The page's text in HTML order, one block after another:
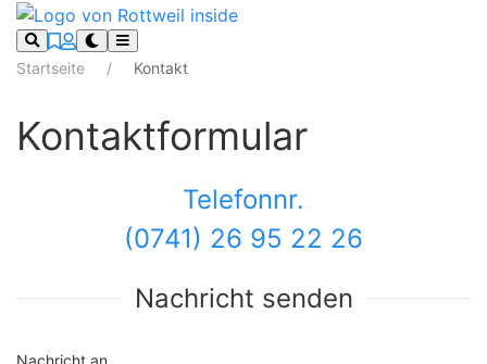
Startseite Kontakt
Kontaktformular
Telefonnr.
(0741) 26 95 22 26
Nachricht senden
Nachricht an